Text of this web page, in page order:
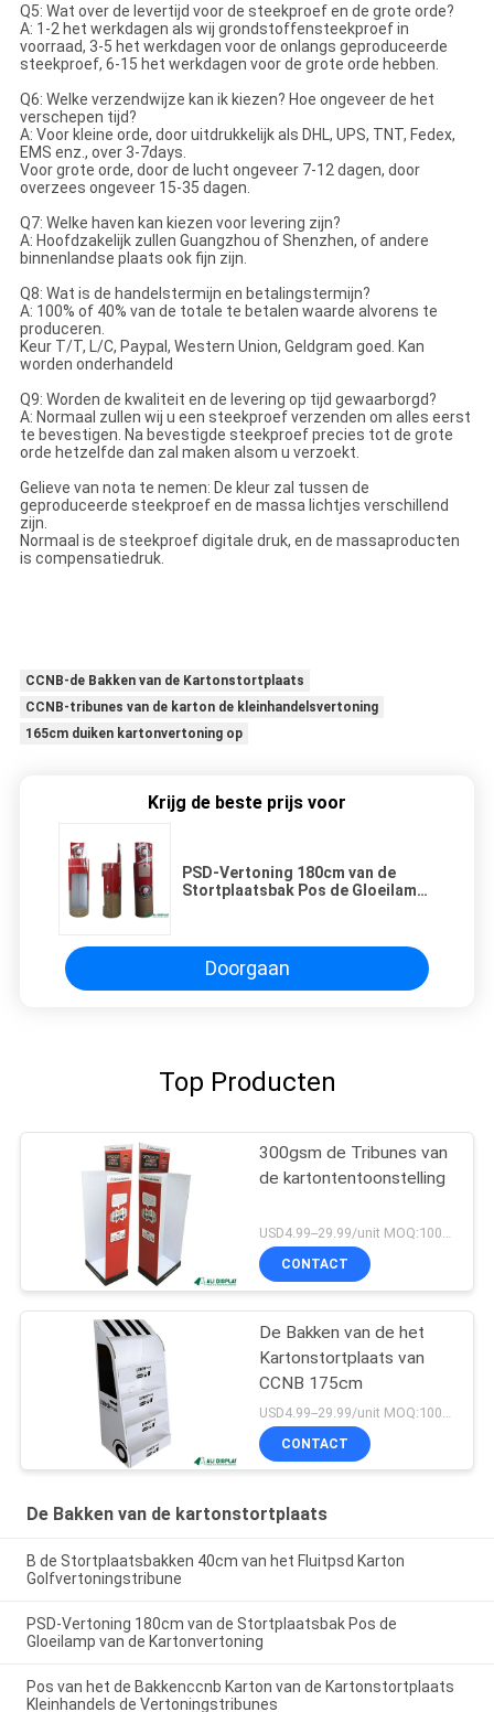
Q5: Wat over de levertijd voor de steekproef en de grote orde?
A: 1-2 het werkdagen als wij grondstoffensteekproef in
voorraad, 3-5 het werkdagen voor de onlangs geproduceerde
steekproef, 6-15 het werkdagen voor de grote orde hebben.
Q6: Welke verzendwijze kan ik kiezen? Hoe ongeveer de het
verschepen tijd?
A: Voor kleine orde, door uitdrukkelijk als DHL, UPS, TNT, Fedex,
EMS enz., over 3-7days.
Voor grote orde, door de lucht ongeveer 7-12 dagen, door
overzees ongeveer 15-35 dagen.
Q7: Welke haven kan kiezen voor levering zijn?
A: Hoofdzakelijk zullen Guangzhou of Shenzhen, of andere
binnenlandse plaats ook fijn zijn.
Q8: Wat is de handelstermijn en betalingstermijn?
A: 100% of 40% van de totale te betalen waarde alvorens te
produceren.
Keur T/T, L/C, Paypal, Western Union, Geldgram goed. Kan
worden onderhandeld
Q9: Worden de kwaliteit en de levering op tijd gewaarborgd?
A: Normaal zullen wij u een steekproef verzenden om alles eerst
te bevestigen. Na bevestigde steekproef precies tot de grote
orde hetzelfde dan zal maken alsom u verzoekt.
Gelieve van nota te nemen: De kleur zal tussen de
geproduceerde steekproef en de massa lichtjes verschillend
zijn.
Normaal is de steekproef digitale druk, en de massaproducten
is compensatiedruk.
CCNB-de Bakken van de Kartonstortplaats
CCNB-tribunes van de karton de kleinhandelsvertoning
165cm duiken kartonvertoning op
Krijg de beste prijs voor
PSD-Vertoning 180cm van de
Stortplaatsbak Pos de Gloeilamp
Doorgaan
Top Producten
300gsm de Tribunes van
de kartontentoonstelling
USD4.99--29.99/unit MOQ:100pcs
CONTACT
De Bakken van de het
Kartonstortplaats van
CCNB 175cm
USD4.99--29.99/unit MOQ:100pcs
CONTACT
De Bakken van de kartonstortplaats
B de Stortplaatsbakken 40cm van het Fluitpsd Karton
Golfvertoningstribune
PSD-Vertoning 180cm van de Stortplaatsbak Pos de
Gloeilamp van de Kartonvertoning
Pos van het de Bakkenccnb Karton van de Kartonstortplaats
Kleinhandels de Vertoningstribunes